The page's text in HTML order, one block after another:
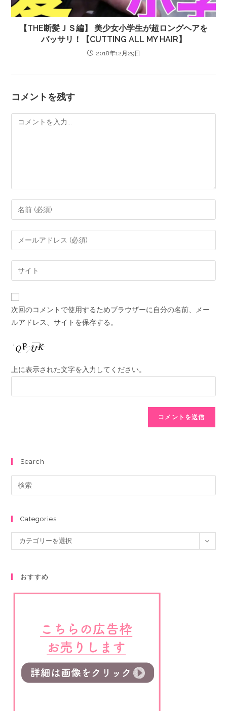
【THE断髪ＪＳ編】 美少女小学生が超ロングヘアを
バッサリ！【CUTTING ALL MY HAIR】
2018年12月29日
コメントを残す
次回のコメントで使用するためブラウザーに自分の名前、メー
ルアドレス、サイトを保存する。
上に表示された文字を入力してください。
Search
Categories
カテゴリーを選択
おすすめ